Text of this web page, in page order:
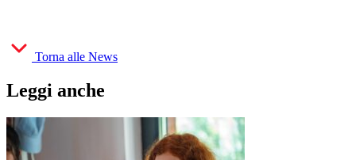
Torna alle News
Leggi anche